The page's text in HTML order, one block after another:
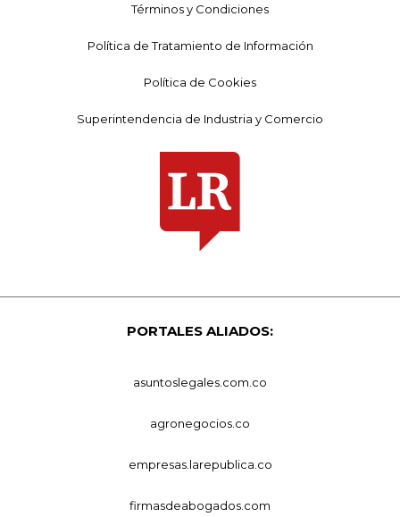
Términos y Condiciones
Política de Tratamiento de Información
Política de Cookies
Superintendencia de Industria y Comercio
PORTALES ALIADOS:
asuntoslegales.com.co
agronegocios.co
empresas.larepublica.co
firmasdeabogados.com